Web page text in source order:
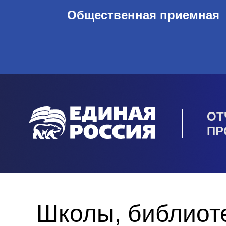
Общественная приемная
Школы,